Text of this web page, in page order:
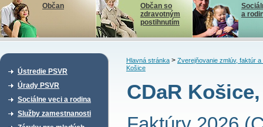
Občan
Občan so
zdravotným
postihnutím
a
Ústredie PSVR
Úrady PSVR
Sociálne veci a rodina
Služby zamestnanosti
Hlavná stránka> Zverejňovanie zmlúv, faktúr a
Košice
CDaR